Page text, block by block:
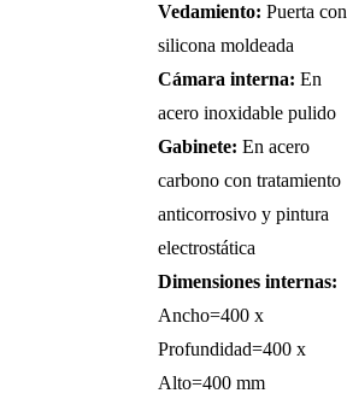
Vedamiento: Puerta con
silicona moldeada
Cámara interna: En
acero inoxidable pulido
Gabinete: En acero
carbono con tratamiento
anticorrosivo y pintura
electrostática
Dimensiones internas:
Ancho=400 x
Profundidad=400 x
Alto=400 mm